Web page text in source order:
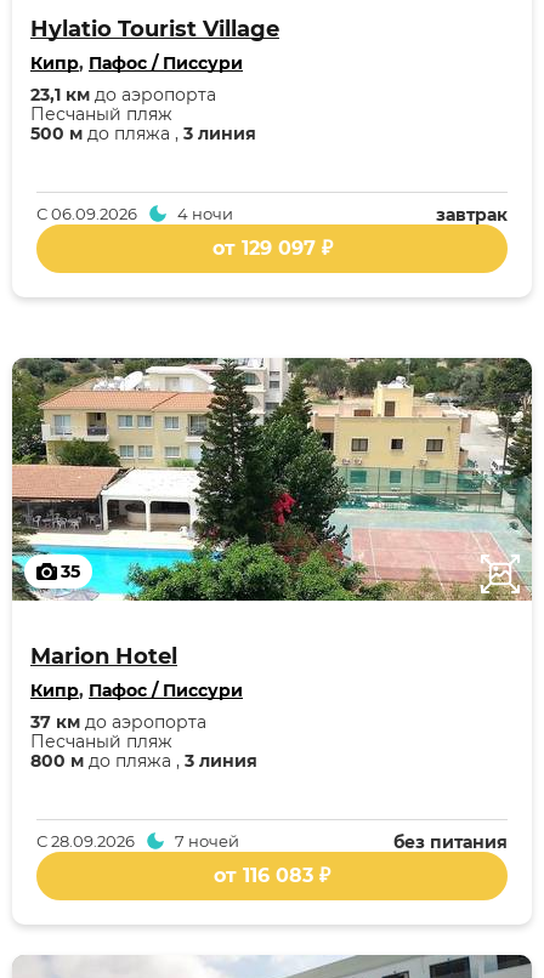
Hylatio Tourist Village
Кипр, Пафос / Писсури
500 м до пляжа , 3 линия
Песчаный пляж
23,1 км до аэропорта
завтрак
С06.09.2026 4 ночи
от 129 097 ₽
35
Marion Hotel
Кипр, Пафос / Писсури
800 м до пляжа , 3 линия
Песчаный пляж
37 км до аэропорта
без питания
С28.09.2026 7 ночей
от 116 083 ₽